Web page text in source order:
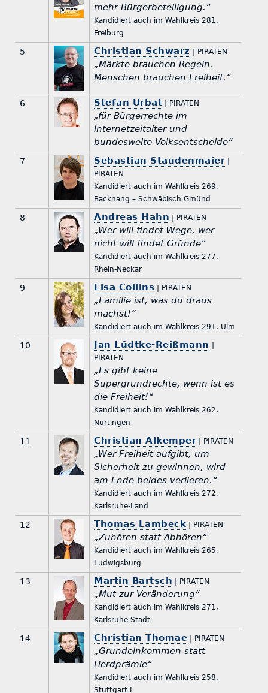
mehr Bürgerbeteiligung.“
Kandidiert auch im Wahlkreis 281,
Freiburg
5 Christian Schwarz | PIRATEN
„Märkte brauchen Regeln.
Menschen brauchen Freiheit.“
6 Stefan Urbat | PIRATEN
„für Bürgerrechte im
Internetzeitalter und
bundesweite Volksentscheide“
7 Sebastian Staudenmaier|
PIRATEN
Kandidiert auch im Wahlkreis 269,
Backnang – Schwäbisch Gmünd
8 Andreas Hahn | PIRATEN
„Wer will findet Wege, wer
nicht will findet Gründe“
Kandidiert auch im Wahlkreis 277,
Rhein-Neckar
9 Lisa Collins | PIRATEN
„Familie ist, was du draus
machst!“
Kandidiert auch im Wahlkreis 291, Ulm
10 Jan Lüdtke-Reißmann |
PIRATEN
„Es gibt keine
Supergrundrechte, wenn ist es
die Freiheit!“
Kandidiert auch im Wahlkreis 262,
Nürtingen
11 Christian Alkemper| PIRATEN
„Wer Freiheit aufgibt, um
Sicherheit zu gewinnen, wird
am Ende beides verlieren.“
Kandidiert auch im Wahlkreis 272,
Karlsruhe-Land
12 Thomas Lambeck | PIRATEN
„Zuhören statt Abhören“
Kandidiert auch im Wahlkreis 265,
Ludwigsburg
13 Martin Bartsch | PIRATEN
„Mut zur Veränderung“
Kandidiert auch im Wahlkreis 271,
Karlsruhe-Stadt
14 Christian Thomae | PIRATEN
„Grundeinkommen statt
Herdprämie“
Kandidiert auch im Wahlkreis 258,
Stuttgart I